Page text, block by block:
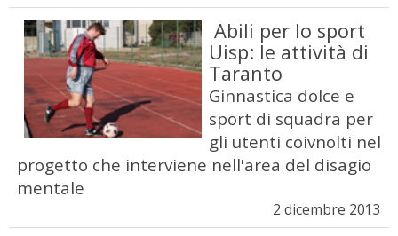
Abili per lo sport
Uisp: le attività di
Taranto
Ginnastica dolce e
sport di squadra per
gli utenti coivnolti nel
progetto che interviene nell'area del disagio
mentale
2 dicembre 2013